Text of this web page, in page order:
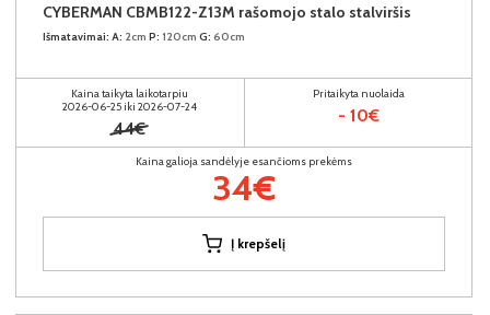
CYBERMAN CBMB122-Z13M rašomojo stalo stalviršis
Išmatavimai: A: 2cm P: 120cm G: 60cm
Kaina taikyta laikotarpiu
2026-06-25 iki 2026-07-24
44€
Pritaikyta nuolaida
- 10€
Kaina galioja sandėlyje esančioms prekėms
34€
Į krepšelį